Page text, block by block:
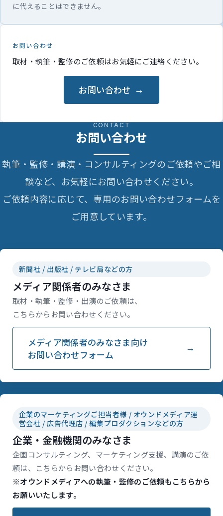
に代えることはできません。
お問い合わせ
取材・執筆・監修のご依頼はお気軽にご連絡ください。
お問い合わせ
CONTACT
お問い合わせ
執筆・監修・講演・コンサルティングのご依頼やご相
談など、お気軽にお問い合わせください。
ご依頼内容に応じて、専用のお問い合わせフォームを
ご用意しています。
新聞社 / 出版社 / テレビ局などの方
メディア関係者のみなさま
取材・執筆・監修・出演のご依頼は、
こちらからお問い合わせください。
メディア関係者のみなさま向け
お問い合わせフォーム
企業のマーケティングご担当者様 / オウンドメディア運
営会社 / 広告代理店 / 編集プロダクションなどの方
企業・金融機関のみなさま
企画コンサルティング、マーケティング支援、講演のご依
頼は、こちらからお問い合わせください。
※オウンドメディアへの執筆・監修のご依頼もこちらから
お願いいたします。